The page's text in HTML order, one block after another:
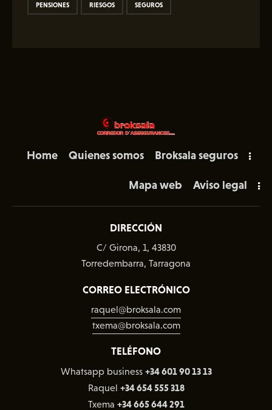
PENSIONES RIESGOS SEGUROS
Home Quienes somos Broksala seguros
Mapa web Aviso legal
DIRECCIÓN
C/ Girona, 1, 43830
Torredembarra, Tarragona
CORREO ELECTRÓNICO
raquel@broksala.com
txema@broksala.com
TELÉFONO
Whatsapp business +34 601 90 13 13
Raquel +34 654 555 318
Txema +34 665 644 291